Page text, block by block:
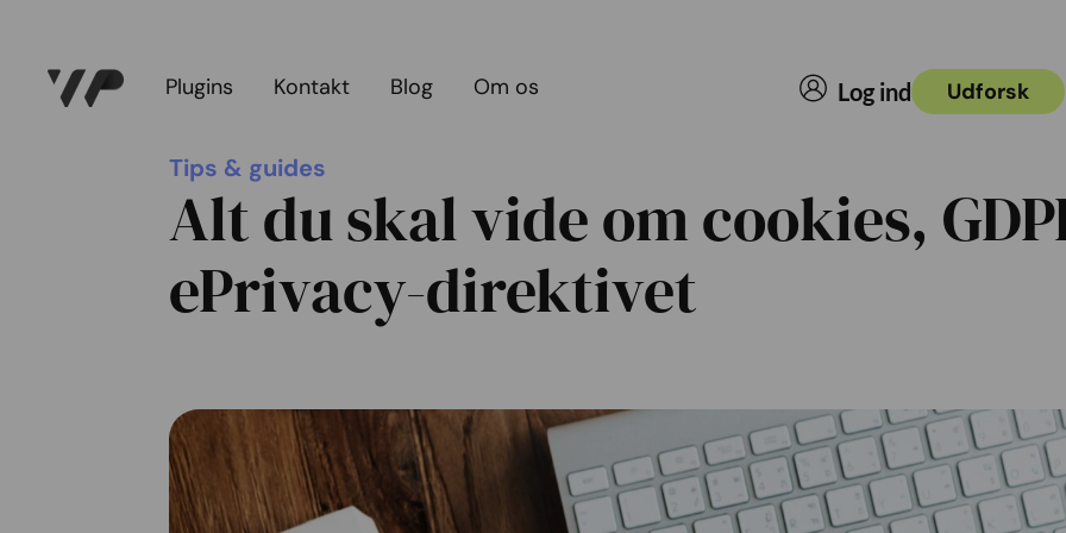
Plugins Kontakt Blog Om os Log ind Udforsk
Tips & guides
Alt du skal vide om cookies,
ePrivacy-direktivet